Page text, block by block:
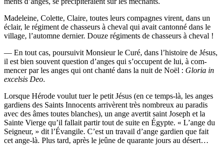
Made­leine, Colette, Claire, toutes leurs com­pagnes virent, dans un
éclair, le régi­ment de chas­seurs à che­val qui avait can­ton­né dans le
vil­lage, l’au­tomne der­nier. Douze régi­ments de chas­seurs à cheval !
— En tout cas, pour­sui­vit Mon­sieur le Curé, dans l’his­toire de Jésus,
il est bien sou­vent ques­tion d’anges qui s’oc­cupent de lui, à com­
men­cer par les anges qui ont chan­té dans la nuit de Noël : Glo­ria in
excel­sis Deo.
Lorsque Hérode vou­lut tuer le petit Jésus (en ce temps-là, les anges
gar­diens des Saints Inno­cents arri­vèrent très nom­breux au para­dis
avec des âmes toutes blanches), un ange aver­tit saint Joseph et la
Sainte Vierge qu’il fal­lait par­tir tout de suite en Égypte. « L’ange du
Sei­gneur, » dit l’É­van­gile. C’est un tra­vail d’ange gar­dien que fait
cet ange-là. Plus tard, après le jeûne de qua­rante jours au désert…